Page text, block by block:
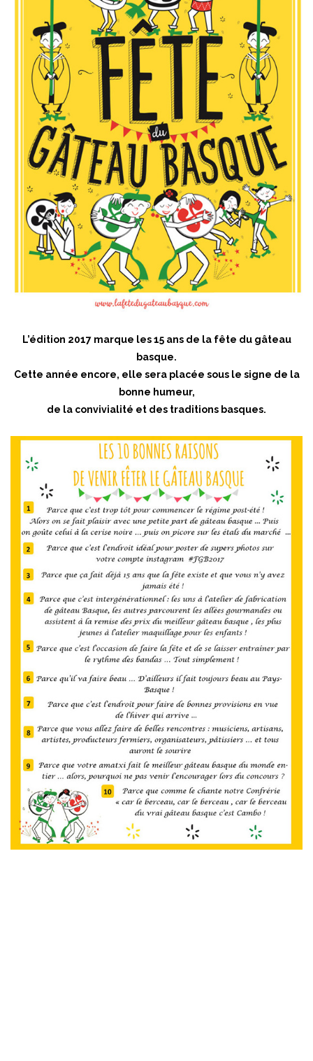
L’édition 2017 marque les 15 ans de la fête du gâteau
basque.
Cette année encore, elle sera placée sous le signe de la
bonne humeur,
de la convivialité et des traditions basques.